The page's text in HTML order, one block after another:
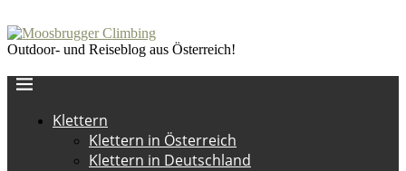
Outdoor- und Reiseblog aus Österreich!
Klettern
Klettern in Österreich
Klettern in Deutschland